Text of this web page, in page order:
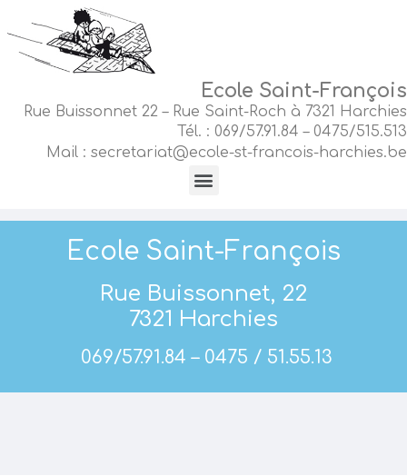
Ecole Saint-François
Rue Buissonnet 22 – Rue Saint-Roch à 7321 Harchies
Tél. : 069/57.91.84 – 0475/515.513
Mail : secretariat@ecole-st-francois-harchies.be
Ecole Saint-François
Rue Buissonnet, 22
7321 Harchies
069/57.91.84 – 0475 / 51.55.13